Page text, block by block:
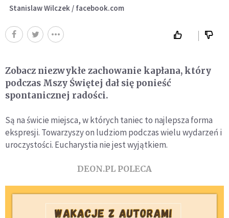
Stanislaw Wilczek / facebook.com
Zobacz niezwykłe zachowanie kapłana, który
podczas Mszy Świętej dał się ponieść
spontanicznej radości.
Są na świcie miejsca, w których taniec to najlepsza forma
ekspresji. Towarzyszy on ludziom podczas wielu wydarzeń i
uroczystości. Eucharystia nie jest wyjątkiem.
DEON.PL POLECA